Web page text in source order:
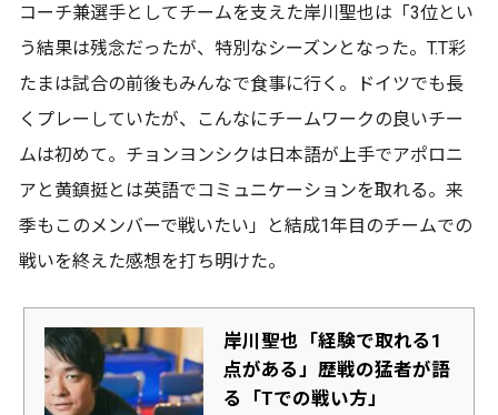
コーチ兼選手としてチームを支えた岸川聖也は「3位とい
う結果は残念だったが、特別なシーズンとなった。T.T彩
たまは試合の前後もみんなで食事に行く。ドイツでも長
くプレーしていたが、こんなにチームワークの良いチー
ムは初めて。チョンヨンシクは日本語が上手でアポロニ
アと黄鎮挺とは英語でコミュニケーションを取れる。来
季もこのメンバーで戦いたい」と結成1年目のチームでの
戦いを終えた感想を打ち明けた。
岸川聖也「経験で取れる1
点がある」歴戦の猛者が語
る「Tでの戦い方」